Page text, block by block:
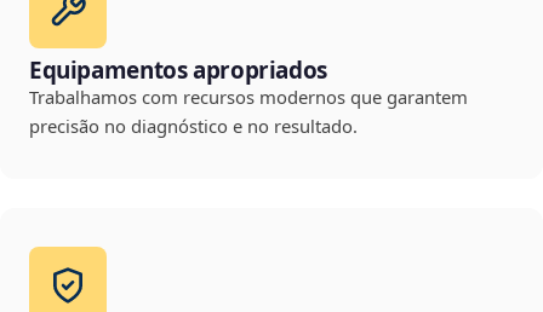
Equipamentos apropriados
Trabalhamos com recursos modernos que garantem
precisão no diagnóstico e no resultado.